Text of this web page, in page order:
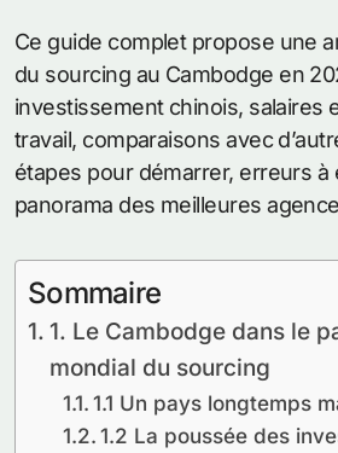
Ce guide complet propose une
du sourcing au Cambodge en
investissement chinois, salaires
travail, comparaisons avec
étapes pour démarrer, erreurs à
panorama des meilleures
Sommaire
1. Le Cambodge dans le
mondial du sourcing
1.1 Un pays longtemps
1.2 La poussée des